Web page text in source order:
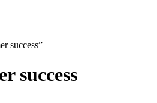
success”
success